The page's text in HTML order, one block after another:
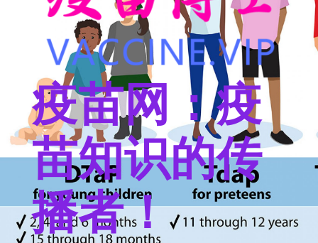
疫苗网：疫
苗知识的传
播者！